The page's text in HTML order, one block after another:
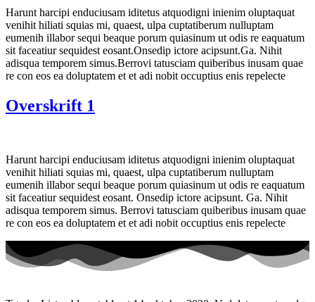
Harunt harcipi enduciusam iditetus atquodigni inienim oluptaquat
venihit hiliati squias mi, quaest, ulpa cuptatiberum nulluptam
eumenih illabor sequi beaque porum quiasinum ut odis re eaquatum
sit faceatiur sequidest eosant.Onsedip ictore acipsunt.Ga. Nihit
adisqua temporem simus.Berrovi tatusciam quiberibus inusam quae
re con eos ea doluptatem et et adi nobit occuptius enis repelecte
Overskrift 1
Harunt harcipi enduciusam iditetus atquodigni inienim oluptaquat
venihit hiliati squias mi, quaest, ulpa cuptatiberum nulluptam
eumenih illabor sequi beaque porum quiasinum ut odis re eaquatum
sit faceatiur sequidest eosant. Onsedip ictore acipsunt. Ga. Nihit
adisqua temporem simus. Berrovi tatusciam quiberibus inusam quae
re con eos ea doluptatem et et adi nobit occuptius enis repelecte